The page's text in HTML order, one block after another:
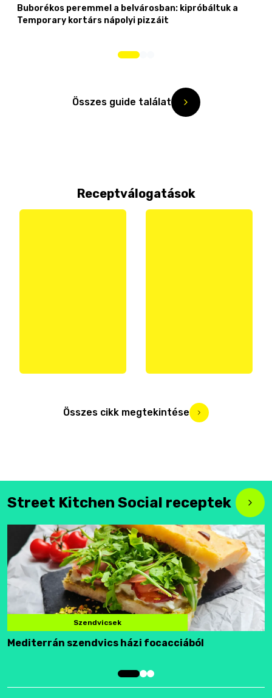
Buborékos peremmel a belvárosban: kipróbáltuk a
Temporary kortárs nápolyi pizzáit
Összes guide találat
Receptválogatások
Összes cikk megtekintése
Street Kitchen Social receptek
Szendvicsek
Mediterrán szendvics házi focacciából